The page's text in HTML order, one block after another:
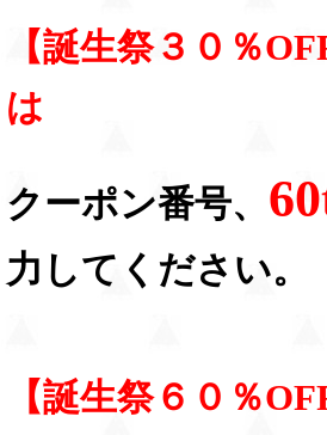
【誕生祭３０％
は
クーポン番号、
力してください。
【誕生祭６０％